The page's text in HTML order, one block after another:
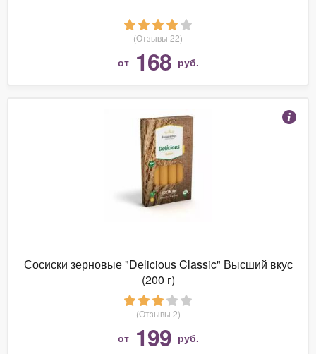
(Отзывы 22)
от 168 руб.
Сосиски зерновые "Delicious Classic" Высший вкус
(200 г)
(Отзывы 2)
от 199 руб.